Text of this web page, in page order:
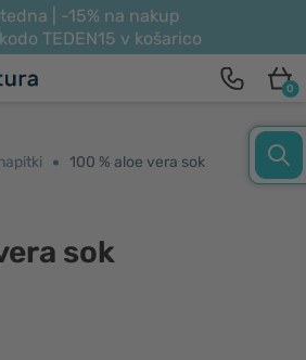
| -15% na nakup
TEDEN15 v košarico
0
100 % aloe vera sok
sok